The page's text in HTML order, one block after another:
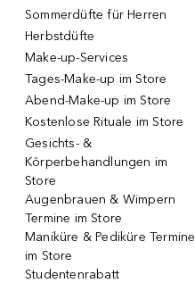
Sommerdüfte für Herren
Herbstdüfte
Make-up-Services
Tages-Make-up im Store
Abend-Make-up im Store
Kostenlose Rituale im Store
Gesichts- &
Körperbehandlungen im
Store
Augenbrauen & Wimpern
Termine im Store
Maniküre & Pediküre Termine
im Store
Studentenrabatt